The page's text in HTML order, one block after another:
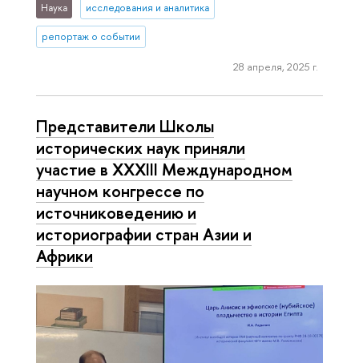
Наука исследования и аналитика
репортаж о событии
28 апреля, 2025 г.
Представители Школы
исторических наук приняли
участие в XXXIII Международном
научном конгрессе по
источниковедению и
историографии стран Азии и
Африки